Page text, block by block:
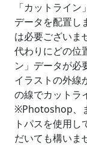
「カットライ
データを配置し
は必要ございま
代わりにどの位
ン」データが必
イラストの外線
の線でカットラ
※Photoshop、
トパスを使用
だいても構いま